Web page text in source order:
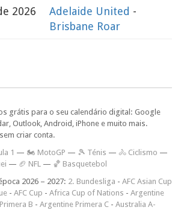
2026
Adelaide United -
Brisbane Roar
grátis para o seu calendário digital: Google
Outlook, Android, iPhone e muito mais.
criar conta.
1 — 🏍 MotoGP — 🎾 Ténis — 🚴 Ciclismo —
— 🏈 NFL — 🏀 Basquetebol
2026 – 2027: 2. Bundesliga - AFC Asian Cup
- AFC Cup - Africa Cup of Nations - Argentine
B - Argentine Primera C - Australia A-